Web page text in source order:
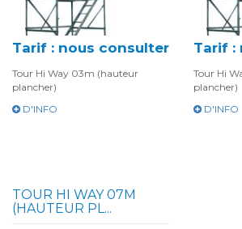
Tarif : nous consulter
Tour Hi Way 03m (hauteur
plancher)
D'INFO
Tarif :
Tour Hi
plancher)
D'INFO
TOUR HI WAY 07M
(HAUTEUR PL...